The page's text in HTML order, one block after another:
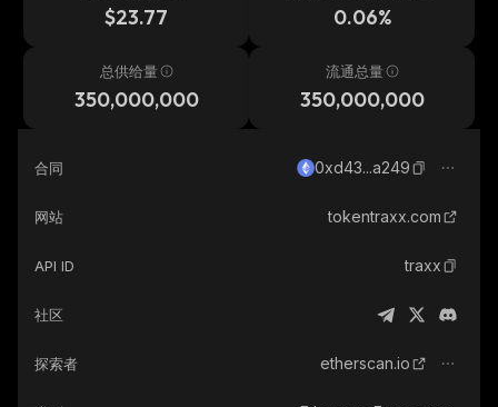
$23.77 0.06%
总供给量
350,000,000
流通总量
350,000,000
合同 0xd43...a249
网站 tokentraxx.com
API ID traxx
社区
探索者 etherscan.io